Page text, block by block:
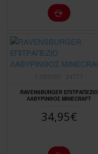
RAVENSBURGER ΕΠΙΤΡΑΠΕΖΙΟ
ΛΑΒΥΡΙΝΘΟΣ MINECRAFT
34,95€